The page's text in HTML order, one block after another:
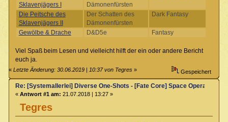
Sklavenjägers I
Dämonenfürsten
Die Peitsche des
Sklavenjägers II
Der Schatten des
Dämonenfürsten
Dark Fantasy
Gewölbe & Drache D&D5e Fantasy
Viel Spaß beim Lesen und vielleicht hilft der ein oder andere Bericht
euch ja.
«Letzte Änderung: 30.06.2019 | 10:37 von Tegres » Gespeichert
Tegres
Re: [Systemallerlei] Diverse One-Shots - [Fate Core] Space Opera
« Antwort #1 am: 21.07.2018 | 13:27 »